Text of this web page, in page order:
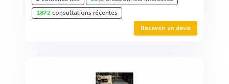
1872consultations récentes
Recevoir un devis